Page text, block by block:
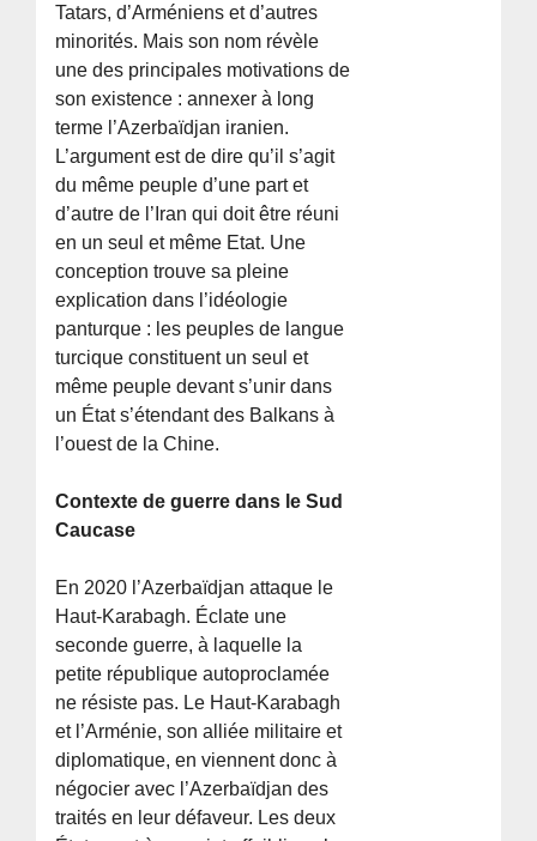
Tatars, d’Arméniens et d’autres
minorités. Mais son nom révèle
une des principales motivations de
son existence : annexer à long
terme l’Azerbaïdjan iranien.
L’argument est de dire qu’il s’agit
du même peuple d’une part et
d’autre de l’Iran qui doit être réuni
en un seul et même Etat. Une
conception trouve sa pleine
explication dans l’idéologie
panturque : les peuples de langue
turcique constituent un seul et
même peuple devant s’unir dans
un État s’étendant des Balkans à
l’ouest de la Chine.
Contexte de guerre dans le Sud
Caucase
En 2020 l’Azerbaïdjan attaque le
Haut-Karabagh. Éclate une
seconde guerre, à laquelle la
petite république autoproclamée
ne résiste pas. Le Haut-Karabagh
et l’Arménie, son alliée militaire et
diplomatique, en viennent donc à
négocier avec l’Azerbaïdjan des
traités en leur défaveur. Les deux